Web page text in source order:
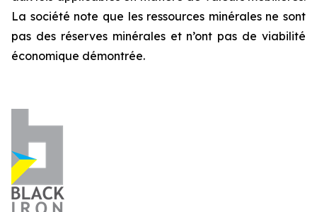
La société note que les ressources minérales ne sont
pas des réserves minérales et n’ont pas de viabilité
économique démontrée.